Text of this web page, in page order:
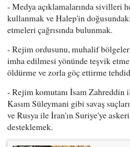
- Medya açıklamalarında sivilleri
kullanmak ve Halep'in
etmeleri çağrısında bulunmak.
- Rejim ordusunu, muhalif
imha edilmesi yönünde teşvik
öldürme ve zorla göç ettirme
- Rejim komutanı İsam Zahreddin
Kasım Süleymani gibi savaş
ve Rusya ile İran'ın Suriye'ye
desteklemek.